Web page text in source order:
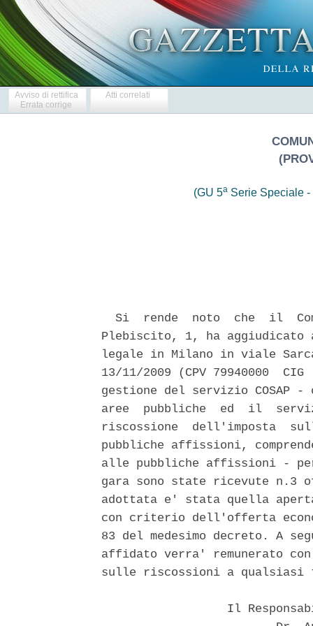
Avviso di rettifica
Errata corrige
Atti correlati
(GU 5a Serie Speciale
Si  rende  noto  che  il
Plebiscito, 1, ha aggiudicato
legale in Milano in viale
13/11/2009 (CPV 79940000
gestione del servizio COSAP
aree  pubbliche  ed  il
riscossione  dell'imposta
pubbliche affissioni,
alle pubbliche affissioni -
gara sono state ricevute n.3
adottata e' stata quella
con criterio dell'offerta
83 del medesimo decreto. A
affidato verra' remunerato con
sulle riscossioni a
Il